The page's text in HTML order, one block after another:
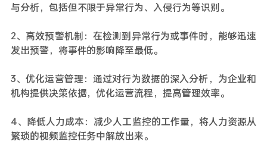
与分析，包括但不限于异常行为、入侵行为等识别。
2、高效预警机制：在检测到异常行为或事件时，能够迅速
发出预警，将事件的影响降至最低。
3、优化运营管理：通过对行为数据的深入分析，为企业和
机构提供决策依据，优化运营流程，提高管理效率。
4、降低人力成本：减少人工监控的工作量，将人力资源从
繁琐的视频监控任务中解放出来。